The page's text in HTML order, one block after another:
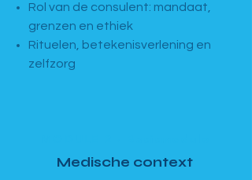
Rol van de consulent: mandaat,
grenzen en ethiek
Rituelen, betekenisverlening en
zelfzorg
Medische context